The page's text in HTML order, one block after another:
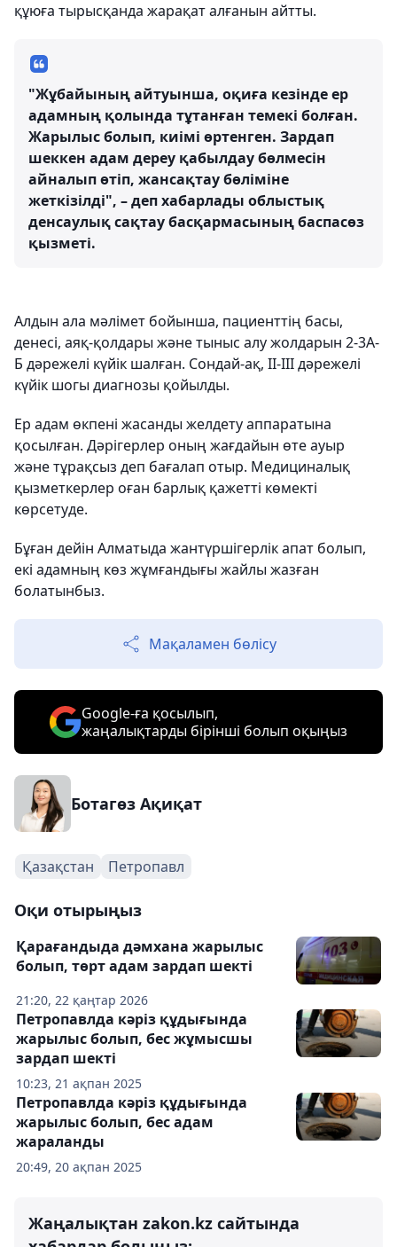
құюға тырысқанда жарақат алғанын айтты.
"Жұбайының айтуынша, оқиға кезінде ер
адамның қолында тұтанған темекі болған.
Жарылыс болып, киімі өртенген. Зардап
шеккен адам дереу қабылдау бөлмесін
айналып өтіп, жансақтау бөліміне
жеткізілді", – деп хабарлады облыстық
денсаулық сақтау басқармасының баспасөз
қызметі.
Алдын ала мәлімет бойынша, пациенттің басы,
денесі, аяқ-қолдары және тыныс алу жолдарын 2-3А-
Б дәрежелі күйік шалған. Сондай-ақ, II-III дәрежелі
күйік шогы диагнозы қойылды.
Ер адам өкпені жасанды желдету аппаратына
қосылған. Дәрігерлер оның жағдайын өте ауыр
және тұрақсыз деп бағалап отыр. Медициналық
қызметкерлер оған барлық қажетті көмекті
көрсетуде.
Бұған дейін Алматыда жантүршігерлік апат болып,
екі адамның көз жұмғандығы жайлы жазған
болатынбыз.
Мақаламен бөлісу
Google-ға қосылып,
жаңалықтарды бірінші болып оқыңыз
Ботагөз Ақиқат
Қазақстан Петропавл
Оқи отырыңыз
21:20, 22 қаңтар 2026
Қарағандыда дәмхана жарылыс
болып, төрт адам зардап шекті
10:23, 21 ақпан 2025
Петропавлда кәріз құдығында
жарылыс болып, бес жұмысшы
зардап шекті
20:49, 20 ақпан 2025
Петропавлда кәріз құдығында
жарылыс болып, бес адам
жараланды
Жаңалықтан zakon.kz сайтында